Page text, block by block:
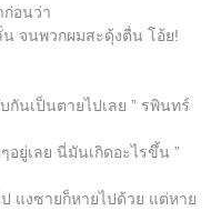
ก่อนว่า
น จนพวกผมสะดุ้งตื่น โอ้ย!
กันเป็นตายไปเลย ” รพินทร์
อยู่เลย นี่มันเกิดอะไรขึ้น ”
แงซายก็หายไปด้วย แต่หาย